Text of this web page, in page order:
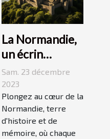
La Normandie,
un écrin
historique pour
des
événements
mémorables
Sam. 23 décembre
2023
Plongez au cœur de la
Normandie, terre
d'histoire et de
mémoire, où chaque